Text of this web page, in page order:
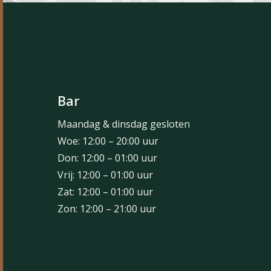
Bar
Maandag & dinsdag gesloten
Woe: 12:00 – 20:00 uur
Don: 12:00 – 01:00 uur
Vrij: 12:00 – 01:00 uur
Zat: 12:00 – 01:00 uur
Zon: 12:00 – 21:00 uur